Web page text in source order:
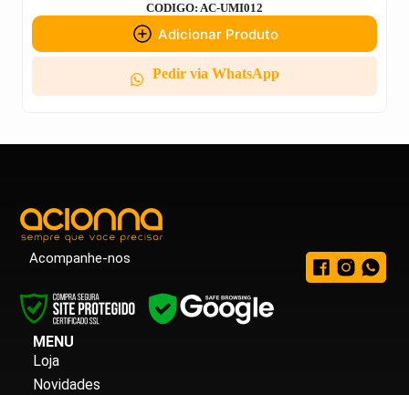
CODIGO: AC-UMI012
Adicionar Produto
Pedir via WhatsApp
Acompanhe-nos
MENU
Loja
Novidades